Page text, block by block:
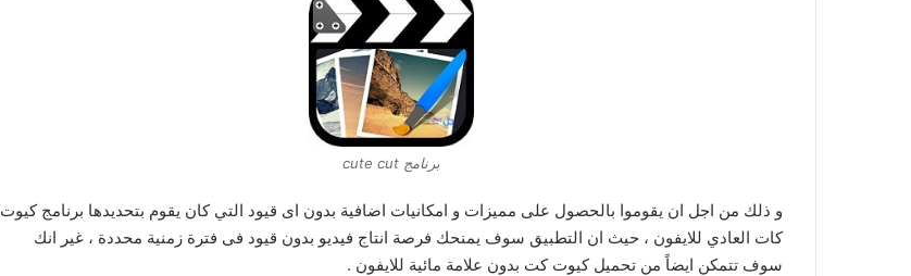
برنامج cute cut
و ذلك من اجل ان يقوموا بالحصول على مميزات و امكانيات اضافية بدون اى قيود التي كان يقوم بتحديدها برنامج كيوت
كات العادي للايفون ، حيث ان التطبيق سوف يمنحك فرصة انتاج فيديو بدون قيود فى فترة زمنية محددة ، غير انك
سوف تتمكن ايضاً من تحميل كيوت كت بدون علامة مائية للايفون .